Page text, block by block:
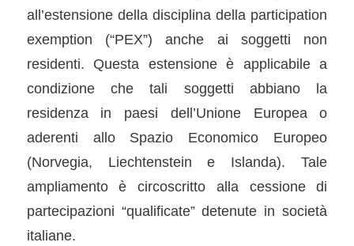
all’estensione della disciplina della participation
exemption (“PEX”) anche ai soggetti non
residenti. Questa estensione è applicabile a
condizione che tali soggetti abbiano la
residenza in paesi dell’Unione Europea o
aderenti allo Spazio Economico Europeo
(Norvegia, Liechtenstein e Islanda). Tale
ampliamento è circoscritto alla cessione di
partecipazioni “qualificate” detenute in società
italiane.